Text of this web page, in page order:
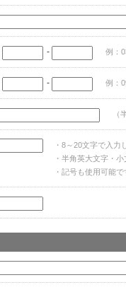
- 例：
- 例：
（
・8～20文字で入力
・半角英大文字・
・記号も使用可能で